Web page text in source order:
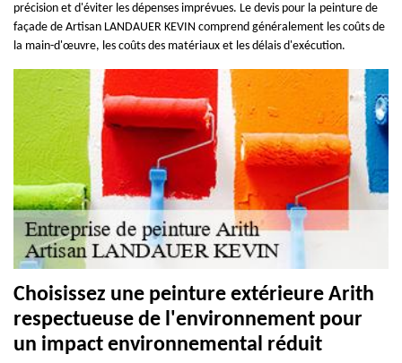
précision et d'éviter les dépenses imprévues. Le devis pour la peinture de
façade de Artisan LANDAUER KEVIN comprend généralement les coûts de
la main-d'œuvre, les coûts des matériaux et les délais d'exécution.
Choisissez une peinture extérieure Arith
respectueuse de l'environnement pour
un impact environnemental réduit